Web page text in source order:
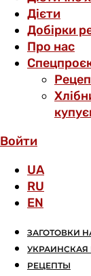
Дієти
Добірки
Про нас
Войти
UA
RU
EN
ЗАГОТОВКИ
УКРАИНСКАЯ
РЕЦЕПТЫ